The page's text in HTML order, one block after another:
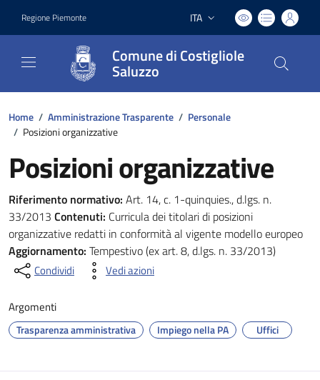
Regione Piemonte Lingua attiva:
ITA
Comune di Costigliole
Saluzzo
Home / Amministrazione Trasparente / Personale
/ Posizioni organizzative
Posizioni organizzative
Riferimento normativo: Art. 14, c. 1-quinquies., d.lgs. n.
33/2013 Contenuti: Curricula dei titolari di posizioni
organizzative redatti in conformità al vigente modello europeo
Aggiornamento: Tempestivo (ex art. 8, d.lgs. n. 33/2013)
Condividi Vedi azioni
Argomenti
Trasparenza amministrativa Impiego nella PA Uffici